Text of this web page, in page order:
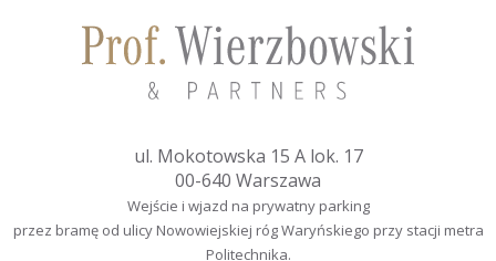
ul. Mokotowska 15 A lok. 17
00-640 Warszawa
Wejście i wjazd na prywatny parking
przez bramę od ulicy Nowowiejskiej róg Waryńskiego przy stacji metra
Politechnika.